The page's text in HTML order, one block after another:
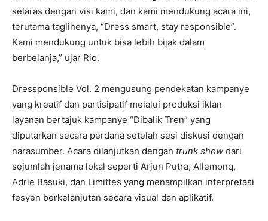
selaras dengan visi kami, dan kami mendukung acara ini,
terutama taglinenya, “Dress smart, stay responsible”.
Kami mendukung untuk bisa lebih bijak dalam
berbelanja,” ujar Rio.
Dressponsible Vol. 2 mengusung pendekatan kampanye
yang kreatif dan partisipatif melalui produksi iklan
layanan bertajuk kampanye “Dibalik Tren” yang
diputarkan secara perdana setelah sesi diskusi dengan
narasumber. Acara dilanjutkan dengan trunk show dari
sejumlah jenama lokal seperti Arjun Putra, Allemonq,
Adrie Basuki, dan Limittes yang menampilkan interpretasi
fesyen berkelanjutan secara visual dan aplikatif.